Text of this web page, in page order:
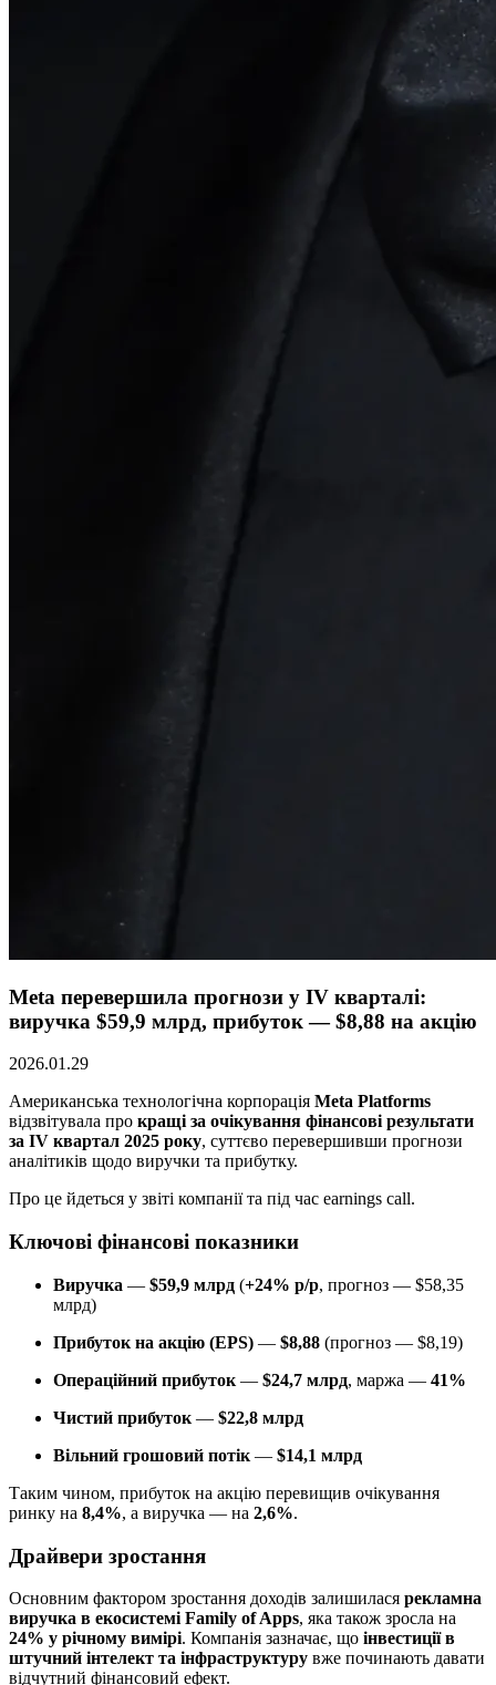
Meta перевершила прогнози у IV кварталі:
виручка $59,9 млрд, прибуток — $8,88 на акцію
2026.01.29
Американська технологічна корпорація Meta Platforms
відзвітувала про кращі за очікування фінансові результати
за IV квартал 2025 року, суттєво перевершивши прогнози
аналітиків щодо виручки та прибутку.
Про це йдеться у звіті компанії та під час earnings call.
Ключові фінансові показники
Виручка — $59,9 млрд (+24% р/р, прогноз — $58,35
млрд)
Прибуток на акцію (EPS) — $8,88 (прогноз — $8,19)
Операційний прибуток — $24,7 млрд, маржа — 41%
Чистий прибуток — $22,8 млрд
Вільний грошовий потік — $14,1 млрд
Таким чином, прибуток на акцію перевищив очікування
ринку на 8,4%, а виручка — на 2,6%.
Драйвери зростання
Основним фактором зростання доходів залишилася рекламна
виручка в екосистемі Family of Apps, яка також зросла на
24% у річному вимірі. Компанія зазначає, що інвестиції в
штучний інтелект та інфраструктуру вже починають давати
відчутний фінансовий ефект.